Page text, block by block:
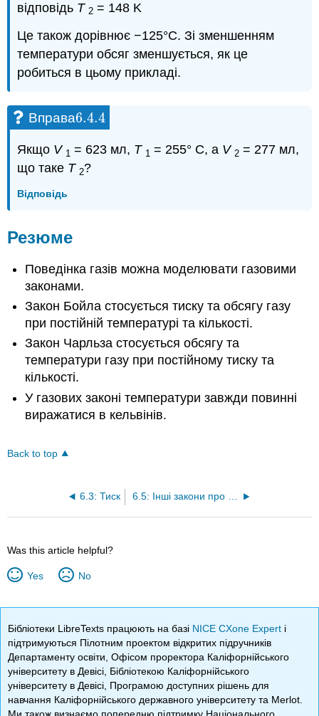
відповідь T 2 = 148 K
Це також дорівнює −125°C. Зі зменшенням
температури обсяг зменшується, як це
робиться в цьому прикладі.
Вправа6.4.4
6.4.4
Якщо V 1 = 623 мл, T 1 = 255° C, а V 2 = 277 мл,
що таке T 2?
Відповідь
Резюме
Поведінка газів можна моделювати газовими
законами.
Закон Бойла стосується тиску та обсягу газу
при постійній температурі та кількості.
Закон Чарльза стосується обсягу та
температури газу при постійному тиску та
кількості.
У газових законі температури завжди повинні
виражатися в кельвінів.
Back to top
6.3: Тиск 6.5: Інші закони про газ
Was this article helpful?
Yes No
Бібліотеки LibreTexts працюють на базі NICE CXone Expert і
підтримуються Пілотним проектом відкритих підручників
Департаменту освіти, Офісом проректора Каліфорнійського
університету в Девісі, Бібліотекою Каліфорнійського
університету в Девісі, Програмою доступних рішень для
навчання Каліфорнійського державного університету та Merlot.